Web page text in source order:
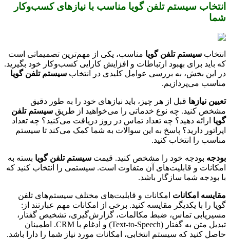
انتخاب سیستم تلفن گویا مناسب با نیازهای کسب‌وکار
شما
انتخاب سیستم تلفن گویا مناسب، یکی از مهم‌ترین تصمیماتی است
که باید برای بهبود ارتباطات و افزایش کارایی کسب‌وکار خود بگیرید.
در این بخش، به بررسی عوامل کلیدی در انتخاب سیستم تلفن گویا
مناسب می‌پردازیم.
تعیین نیازها قبل از هر چیز، باید نیازهای خود را به طور دقیق
مشخص کنید. چه نوع خدماتی را می‌خواهید از طریق سیستم تلفن
گویا ارائه دهید؟ چه تعداد تماس در روز دریافت می‌کنید؟ چه تعداد
اپراتور دارید؟ پاسخ به این سوالات به شما کمک می‌کند تا سیستم
مناسب را انتخاب کنید.
بودجه بودجه خود را مشخص کنید. قیمت سیستم تلفن گویا بسته به
امکانات و قابلیت‌های آن متفاوت است. سیستمی را انتخاب کنید که
با بودجه شما سازگار باشد.
مقایسه امکانات امکانات و قابلیت‌های مختلف سیستم‌های تلفن
گویا را با یکدیگر مقایسه کنید. برخی از امکانات مهم عبارتند از:
مسیریابی تماس، ضبط مکالمات، گزارش‌گیری، تشخیص گفتار،
تبدیل متن به گفتار (Text-to-Speech) و ادغام با CRM. اطمینان
حاصل کنید که سیستم انتخابی، امکانات مورد نیاز شما را دارا باشد.